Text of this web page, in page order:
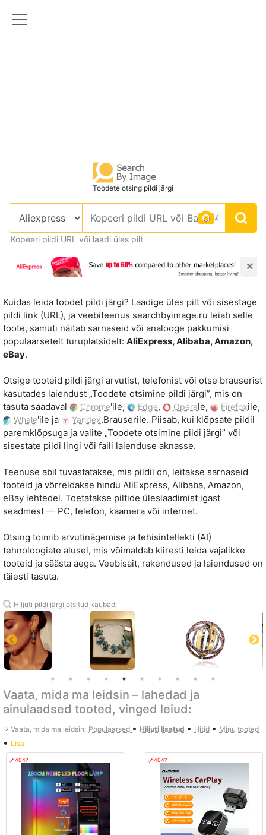
Toodete otsing pildi järgi
Kopeeri pildi URL või laadi üles pilt
×
Kuidas leida toodet pildi järgi? Laadige üles pilt või sisestage
pildi link (URL), ja veebiteenus searchbyimage.ru leiab selle
toote, samuti näitab sarnaseid või analooge pakkumisi
populaarsetelt turuplatsidelt: AliExpress, Alibaba, Amazon,
eBay.
Otsige tooteid pildi järgi arvutist, telefonist või otse brauserist
kasutades laiendust „Toodete otsimine pildi järgi”, mis on
tasuta saadaval
Chrome'ile, Edge, Operale, Firefoxile,
Whale'ile ja Yandex.Brauserile. Piisab, kui klõpsate pildil
paremklõpsuga ja valite „Toodete otsimine pildi järgi” või
sisestate pildi lingi või faili laienduse aknasse.
Teenuse abil tuvastatakse, mis pildil on, leitakse sarnaseid
tooteid ja võrreldakse hindu AliExpress, Alibaba, Amazon,
eBay lehtedel. Toetatakse piltide üleslaadimist igast
seadmest — PC, telefon, kaamera või internet.
Otsing toimib arvutinägemise ja tehisintellekti (AI)
tehnoloogiate alusel, mis võimaldab kiiresti leida vajalikke
tooteid ja säästa aega. Veebisait, rakendused ja laiendused on
täiesti tasuta.
Hiljuti pildi järgi otsitud kaubad:
Vaata, mida ma leidsin – lahedad ja
ainulaadsed tooted, vinged leiud:
› Vaata, mida ma leidsin: Populaarsed • Hiljuti lisatud • Hitid • Minu tooted
• Lisa
🔗404? 🔗404?